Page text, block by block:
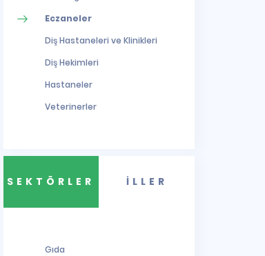
Eczaneler
Diş Hastaneleri ve Klinikleri
Diş Hekimleri
Hastaneler
Veterinerler
SEKTÖRLER İLLER
Gıda